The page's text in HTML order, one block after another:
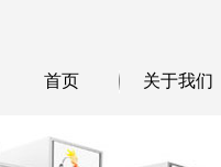
首页 关于我们